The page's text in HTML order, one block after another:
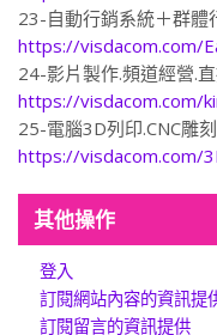
23-自動行銷系統＋群體
https://visdacom.com/
24-影片製作.頻道經營.
https://visdacom.com/
25-電腦3D列印.CNC雕
https://visdacom.com/
其他操作
登入
訂閱網站內容的資訊提
訂閱留言的資訊提供